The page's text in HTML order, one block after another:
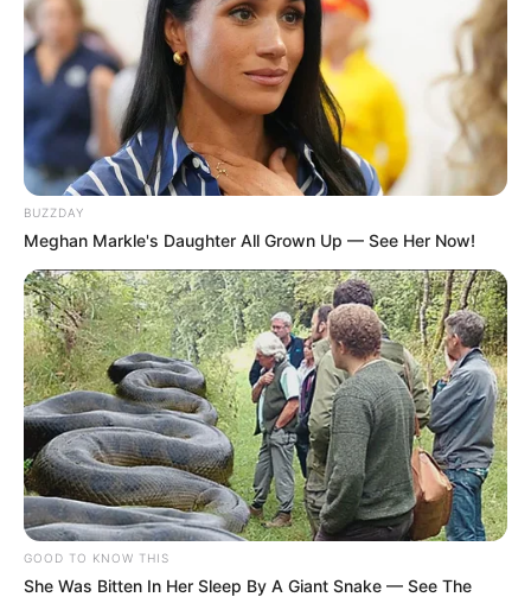
BUZZDAY
Meghan Markle's Daughter All Grown Up — See Her Now!
GOOD TO KNOW THIS
She Was Bitten In Her Sleep By A Giant Snake — See The